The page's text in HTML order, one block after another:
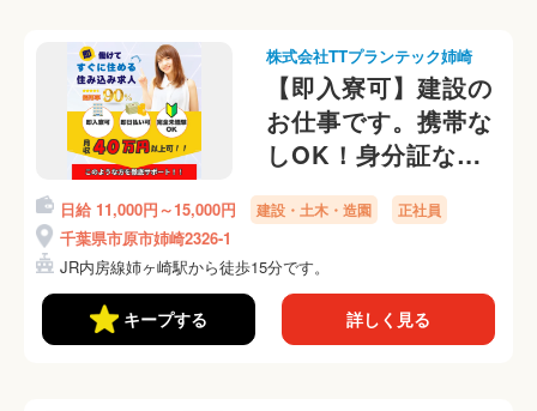
株式会社TTプランテック姉崎
【即入寮可】建設の
お仕事です。携帯な
しOK！身分証なし
OK！交通費ない方
対応可能です。ご相
談ください。
日給 11,000円～15,000円 建設・土木・造園 正社員
千葉県市原市姉崎2326-1
JR内房線姉ヶ崎駅から徒歩15分です。
キープする 詳しく見る